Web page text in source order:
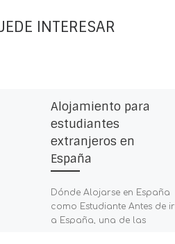
INTERESAR
Alojamiento para
estudiantes
extranjeros en
España
Dónde Alojarse en España
como Estudiante Antes de ir
a España, una de las